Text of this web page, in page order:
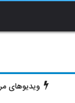
ویدیوهای